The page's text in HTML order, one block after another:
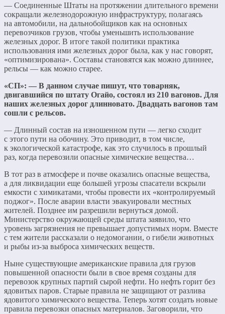
— Соединенные Штаты на протяжении длительного времени
сокращали железнодорожную инфраструктуру, полагаясь
на автомобили, на дальнобойщиков как на основных
перевозчиков грузов, чтобы уменьшить использование
железных дорог. В итоге такой политики практика
использования ими железных дорог была, как у нас говорят,
«оптимизирована». Составы становятся как можно длиннее,
рельсы — как можно старее.
«СП»: — В данном случае пишут, что товарняк,
двигавшийся по штату Огайо, состоял из 210 вагонов. Для
наших железных дорог длинновато. Двадцать вагонов там
сошли с рельсов.
— Длинный состав на изношенном пути — легко сходит
с этого пути на обочину. Это приводит, в том числе,
к экологической катастрофе, как это случилось в прошлый
раз, когда перевозили опасные химические вещества…
В тот раз в атмосфере и почве оказались опасные вещества,
а для ликвидации еще большей угрозы спасатели вскрыли
емкости с химикатами, чтобы провести их «контролируемый
поджог». После аварии власти эвакуировали местных
жителей. Позднее им разрешили вернуться домой.
Министерство окружающей среды штата заявило, что
уровень загрязнения не превышает допустимых норм. Вместе
с тем жители рассказали о недомогании, о гибели животных
и рыбы из-за выброса химических веществ.
Ныне существующие американские правила для грузов
повышенной опасности были в свое время созданы для
перевозок крупных партий сырой нефти. Но нефть горит без
ядовитых паров. Старые правила не защищают от разлива
ядовитого химического вещества. Теперь хотят создать новые
правила перевозки опасных материалов. Заговорили, что